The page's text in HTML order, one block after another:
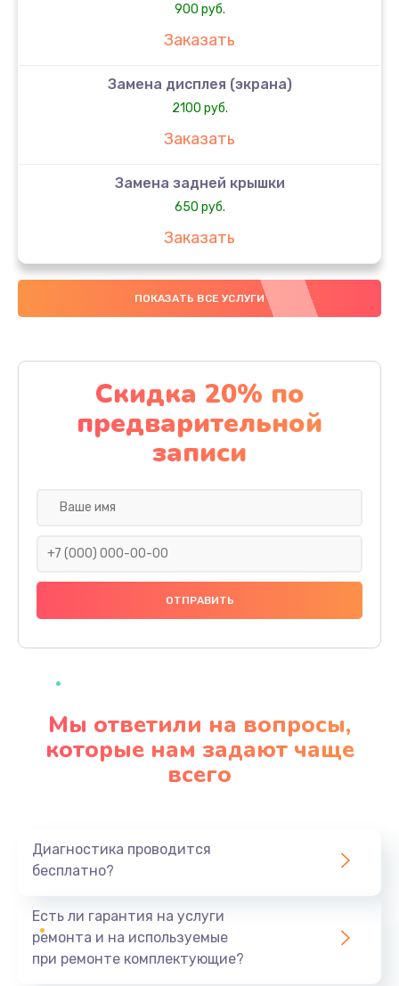
900 руб.
Заказать
Замена дисплея (экрана)
2100 руб.
Заказать
Замена задней крышки
650 руб.
Заказать
Замена аккумулятора
4000 руб.
Замена материнской платы
1100 руб.
Заказать
Замена праймера
1000 руб.
Заказать
Профилактическая чистка
Заказать
ПОКАЗАТЬ ВСЕ УСЛУГИ
Скидка 20% по
предварительной
записи
Мы ответили на вопросы,
которые нам задают чаще
всего
Диагностика проводится
бесплатно?
Есть ли гарантия на услуги
ремонта и на используемые
при ремонте комплектующие?